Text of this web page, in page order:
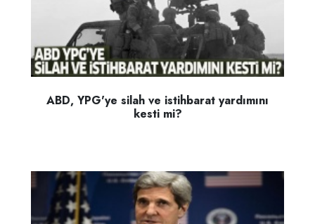
ABD, YPG'ye silah ve istihbarat yardımını
kesti mi?